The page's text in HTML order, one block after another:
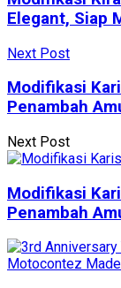
Elegant, Siap
Next Post
Modifikasi
Penambah
Next Post
Modifikasi
Penambah